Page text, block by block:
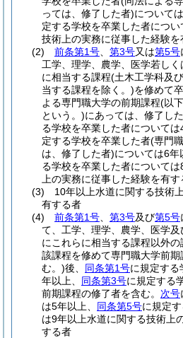
っては、修了した者)について
定する学校を卒業した者につ
技術上の実務に従事した経験を
(2)
前条第1号 第3号又は第5号
工学、理学、農学、医学若し
に相当する課程(土木工学科及
当する課程を除く。)を修めて
よる専門職大学の前期課程(以
という。)にあっては、修了し
る学校を卒業した者については
定する学校を卒業した者(専門
は、修了した者)については6年
る学校を卒業した者について
上の実務に従事した経験を有す
(3)
10年以上水道に関する技術
有する者
(4)
前条第1号 第3号及び第5号
て、工学、理学、農学、医学
にこれらに相当する課程以外
該課程を修めて専門職大学前
む。)後、 同条第1号に規定する
年以上、 同条第3号に規定する
前期課程の修了者を含む。 次号
は5年以上、 同条第5号に規定
は9年以上水道に関する技術上
する者